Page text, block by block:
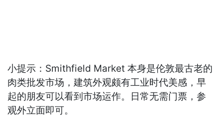
小提示：Smithfield Market 本身是伦敦最古老的
肉类批发市场，建筑外观颇有工业时代美感，早
起的朋友可以看到市场运作。日常无需门票，参
观外立面即可。